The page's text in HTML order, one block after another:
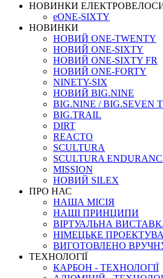
НОВИНКИ
eONE-SIXTY
НОВИНКИ
НОВИЙ ONE-TWENTY
НОВИЙ ONE-SIXTY
НОВИЙ ONE-SIXTY FR
НОВИЙ ONE-FORTY
NINETY-SIX
НОВИЙ BIG.NINE
BIG.NINE / BIG.SEVEN
BIG.TRAIL
DIRT
REACTO
SCULTURA
SCULTURA
MISSION
НОВИЙ SILEX
ПРО НАС
НАША МICIЯ
НАШI ПРИНЦИПИ
ВIРТУАЛЬНА
НІМЕЦЬКЕ
ВИГОТОВЛЕНО
ТЕХНОЛОГІЇ
КАРБОН - ТЕХНОЛОГІЇ